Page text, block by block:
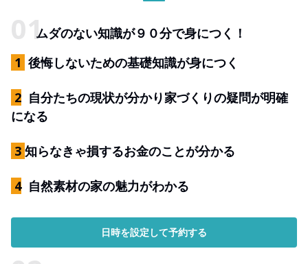
ムダのない知識が９０分で身につく！
1 後悔しないための基礎知識が身につく
2 自分たちの現状が分かり家づくりの疑問が明確
になる
3 知らなきゃ損するお金のことが分かる
​ 4 自然素材の家の魅力がわかる
日時を設定して予約する